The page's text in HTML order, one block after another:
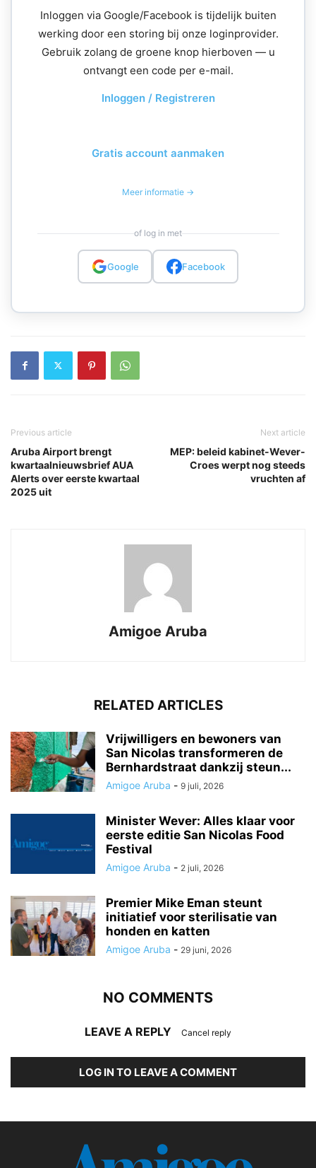
Inloggen via Google/Facebook is tijdelijk buiten
werking door een storing bij onze loginprovider.
Gebruik zolang de groene knop hierboven — u
ontvangt een code per e-mail.
Inloggen / Registreren
Gratis account aanmaken
Meer informatie →
of log in met
Google Facebook
Previous article
Aruba Airport brengt
kwartaalnieuwsbrief AUA
Alerts over eerste kwartaal
2025 uit
Next article
MEP: beleid kabinet-Wever-
Croes werpt nog steeds
vruchten af
Amigoe Aruba
RELATED ARTICLES
Vrijwilligers en bewoners van
San Nicolas transformeren de
Bernhardstraat dankzij steun...
Amigoe Aruba - 9 juli, 2026
Minister Wever: Alles klaar voor
eerste editie San Nicolas Food
Festival
Amigoe Aruba - 2 juli, 2026
Premier Mike Eman steunt
initiatief voor sterilisatie van
honden en katten
Amigoe Aruba - 29 juni, 2026
NO COMMENTS
LEAVE A REPLY Cancel reply
LOG IN TO LEAVE A COMMENT